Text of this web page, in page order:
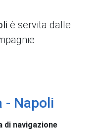
è servita dalle
- Napoli
di navigazione